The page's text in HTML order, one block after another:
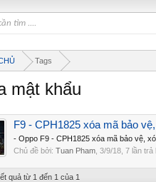
Tags
mật khẩu
F9 - CPH1825 xóa mã bảo
- Oppo F9 - CPH1825 xóa mã bảo vệ,
Chủ đề bởi: Tuan Pham 3/9/18 , 7 lần
quả từ 1 đến 1 của 1